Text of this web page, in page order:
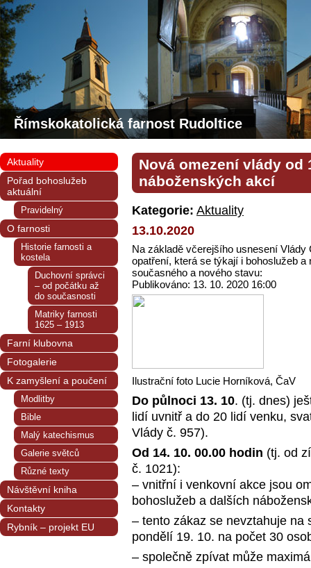
Římskokatolická farnost Rudoltice
Nová omezení vlády od
náboženských akcí
Kategorie: Aktuality
13.10.2020
Na základě včerejšího usnesení Vlády
opatření, která se týkají i bohoslužeb
současného a nového stavu:
Publikováno: 13. 10. 2020 16:00
Ilustrační foto Lucie Horníková, ČaV
Do půlnoci 13. 10. (tj. dnes)
lidí uvnitř a do 20 lidí venku,
Vlády č. 957).
Od 14. 10. 00.00 hodin (tj. od
č. 1021):
– vnitřní i venkovní akce jsou
bohoslužeb a dalších
– tento zákaz se nevztahuje na
pondělí 19. 10. na počet 30
– společně zpívat může
Aktuality
Pořad bohoslužeb
aktuální
Pravidelný
O farnosti
Historie farnosti a
kostela
Duchovní správci
– od počátku až
do současnosti
Matriky farnosti
1625 – 1913
Farní klubovna
Fotogalerie
K zamyšlení a poučení
Modlitby
Bible
Malý katechismus
Galerie světců
Různé texty
Návštěvní kniha
Kontakty
Rybník – projekt EU